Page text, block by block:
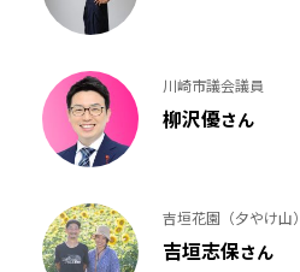
川崎市議会議員
柳沢優さん
吉垣花園（夕やけ山）
吉垣志保さん